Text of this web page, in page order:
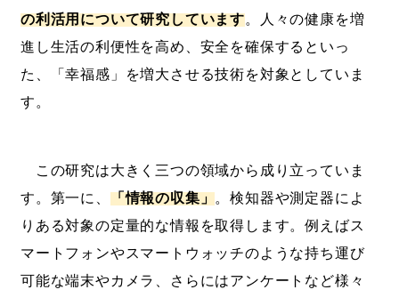
の利活用について研究しています 。人々の健康を増
進し生活の利便性を高め、安全を確保するといっ
た、「幸福感」を増大させる技術を対象としていま
す。
この研究は大きく三つの領域から成り立っていま
す。第一に、 「情報の収集」 。検知器や測定器によ
りある対象の定量的な情報を取得します。例えばス
マートフォンやスマートウォッチのような持ち運び
可能な端末やカメラ、さらにはアンケートなど様々